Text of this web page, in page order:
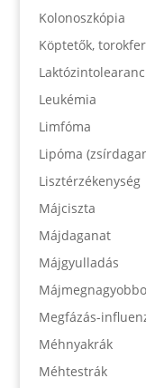
Kolonoszkópia
Köptetők,
Leukémia
Limfóma
Lipóma
Lisztérzékenység
Májciszta
Májdaganat
Májgyulladás
Megfázás-
Méhnyakrák
Méhtestrák